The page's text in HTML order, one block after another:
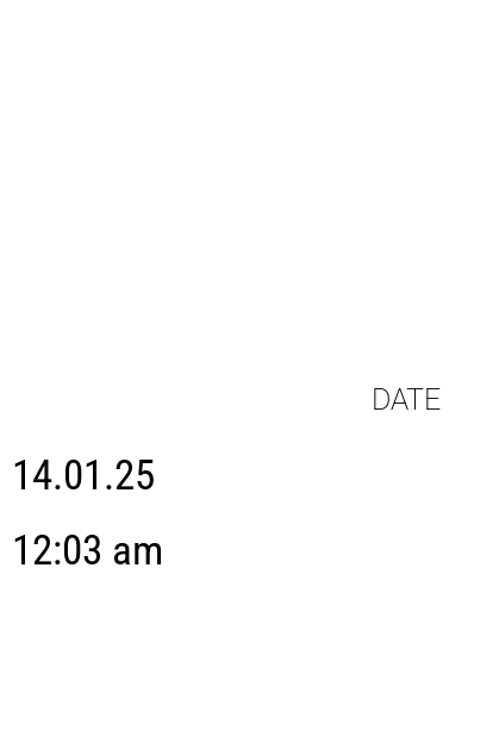
DATE
14.01.25
12:03 am